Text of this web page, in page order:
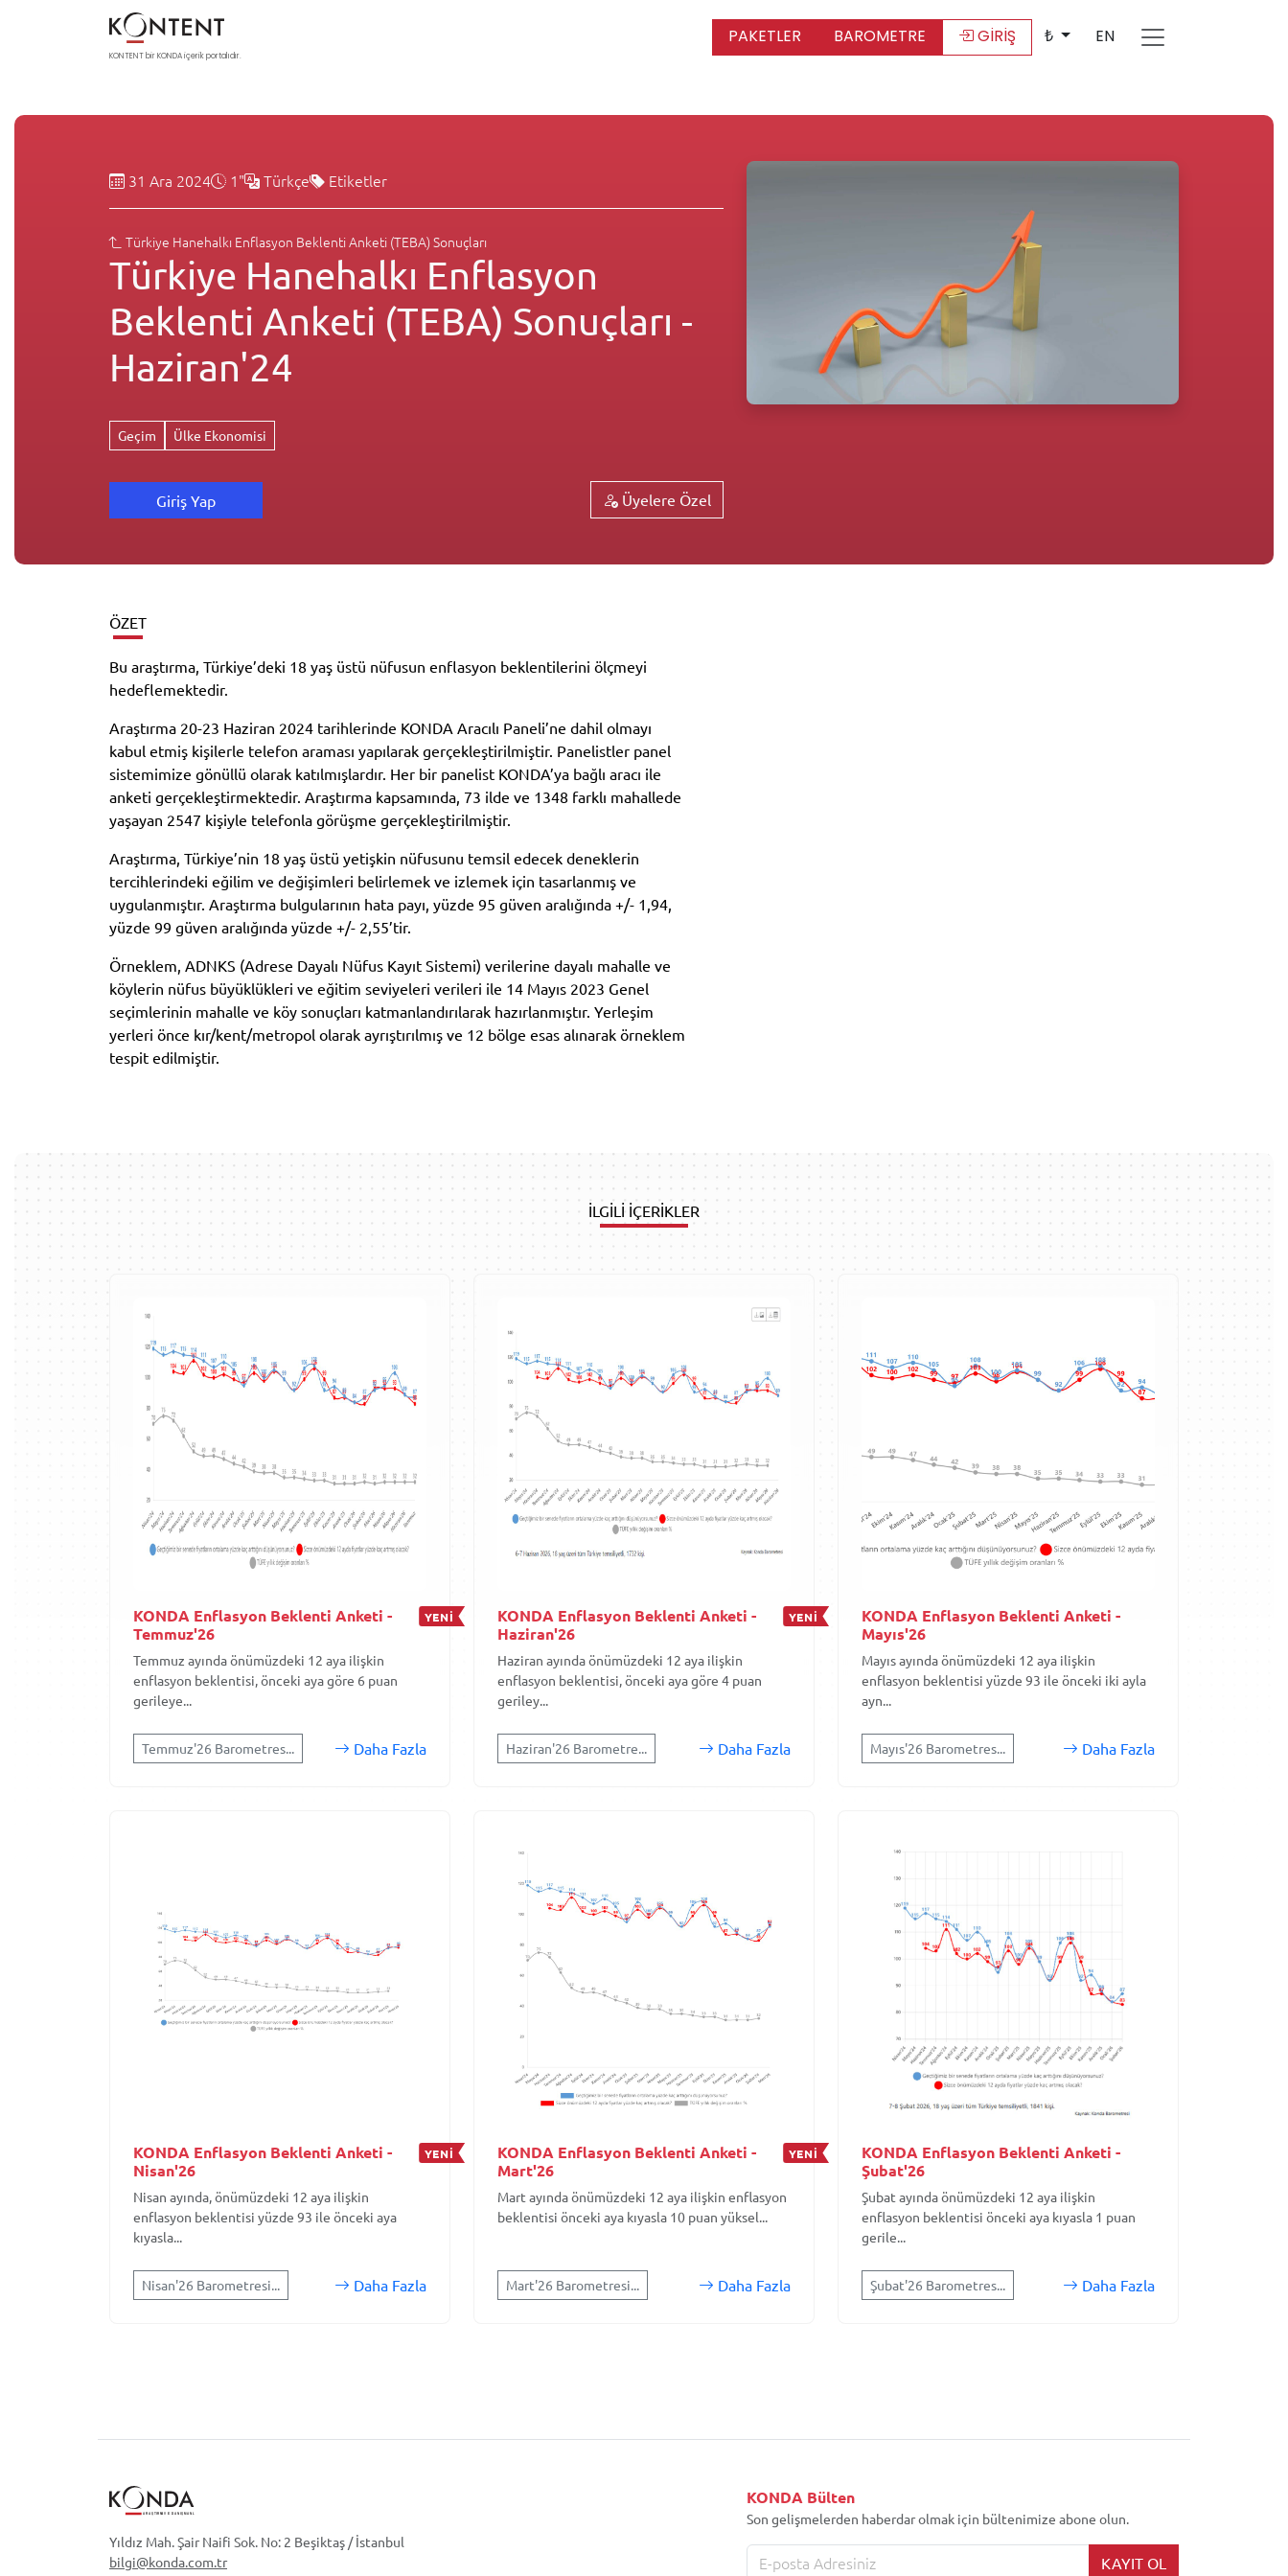
KONTENT bir KONDA içerik portalıdır.
PAKETLER BAROMETRE GİRİŞ ₺ EN
31 Ara 2024 1" Türkçe Etiketler
Türkiye Hanehalkı Enflasyon Beklenti Anketi (TEBA) Sonuçları
Türkiye Hanehalkı Enflasyon
Beklenti Anketi (TEBA) Sonuçları -
Haziran'24
Geçim Ülke Ekonomisi
Giriş Yap Üyelere Özel
ÖZET
Bu araştırma, Türkiye’deki 18 yaş üstü nüfusun enflasyon beklentilerini ölçmeyi
hedeflemektedir.
Araştırma 20-23 Haziran 2024 tarihlerinde KONDA Aracılı Paneli’ne dahil olmayı
kabul etmiş kişilerle telefon araması yapılarak gerçekleştirilmiştir. Panelistler panel
sistemimize gönüllü olarak katılmışlardır. Her bir panelist KONDA’ya bağlı aracı ile
anketi gerçekleştirmektedir. Araştırma kapsamında, 73 ilde ve 1348 farklı mahallede
yaşayan 2547 kişiyle telefonla görüşme gerçekleştirilmiştir.
Araştırma, Türkiye’nin 18 yaş üstü yetişkin nüfusunu temsil edecek deneklerin
tercihlerindeki eğilim ve değişimleri belirlemek ve izlemek için tasarlanmış ve
uygulanmıştır. Araştırma bulgularının hata payı, yüzde 95 güven aralığında +/- 1,94,
yüzde 99 güven aralığında yüzde +/- 2,55’tir.
Örneklem, ADNKS (Adrese Dayalı Nüfus Kayıt Sistemi) verilerine dayalı mahalle ve
köylerin nüfus büyüklükleri ve eğitim seviyeleri verileri ile 14 Mayıs 2023 Genel
seçimlerinin mahalle ve köy sonuçları katmanlandırılarak hazırlanmıştır. Yerleşim
yerleri önce kır/kent/metropol olarak ayrıştırılmış ve 12 bölge esas alınarak örneklem
tespit edilmiştir.
İLGİLİ İÇERİKLER
KONDA Enflasyon Beklenti Anketi -
Temmuz'26
YENİ
Temmuz ayında önümüzdeki 12 aya ilişkin
enflasyon beklentisi, önceki aya göre 6 puan
gerileye...
Temmuz'26 Barometres... Daha Fazla
KONDA Enflasyon Beklenti Anketi -
Haziran'26
YENİ
Haziran ayında önümüzdeki 12 aya ilişkin
enflasyon beklentisi, önceki aya göre 4 puan
geriley...
Haziran'26 Barometre... Daha Fazla
KONDA Enflasyon Beklenti Anketi -
Mayıs'26
Mayıs ayında önümüzdeki 12 aya ilişkin
enflasyon beklentisi yüzde 93 ile önceki iki ayla
ayn...
Mayıs'26 Barometres... Daha Fazla
KONDA Enflasyon Beklenti Anketi -
Nisan'26
YENİ
Nisan ayında, önümüzdeki 12 aya ilişkin
enflasyon beklentisi yüzde 93 ile önceki aya
kıyasla...
Nisan'26 Barometresi... Daha Fazla
KONDA Enflasyon Beklenti Anketi -
Mart'26
YENİ
Mart ayında önümüzdeki 12 aya ilişkin enflasyon
beklentisi önceki aya kıyasla 10 puan yüksel...
Mart'26 Barometresi... Daha Fazla
KONDA Enflasyon Beklenti Anketi -
Şubat'26
Şubat ayında önümüzdeki 12 aya ilişkin
enflasyon beklentisi önceki aya kıyasla 1 puan
gerile...
Şubat'26 Barometres... Daha Fazla
Yıldız Mah. Şair Naifi Sok. No: 2 Beşiktaş / İstanbul
bilgi@konda.com.tr
KONDA Bülten
Son gelişmelerden haberdar olmak için bültenimize abone olun.
KAYIT OL